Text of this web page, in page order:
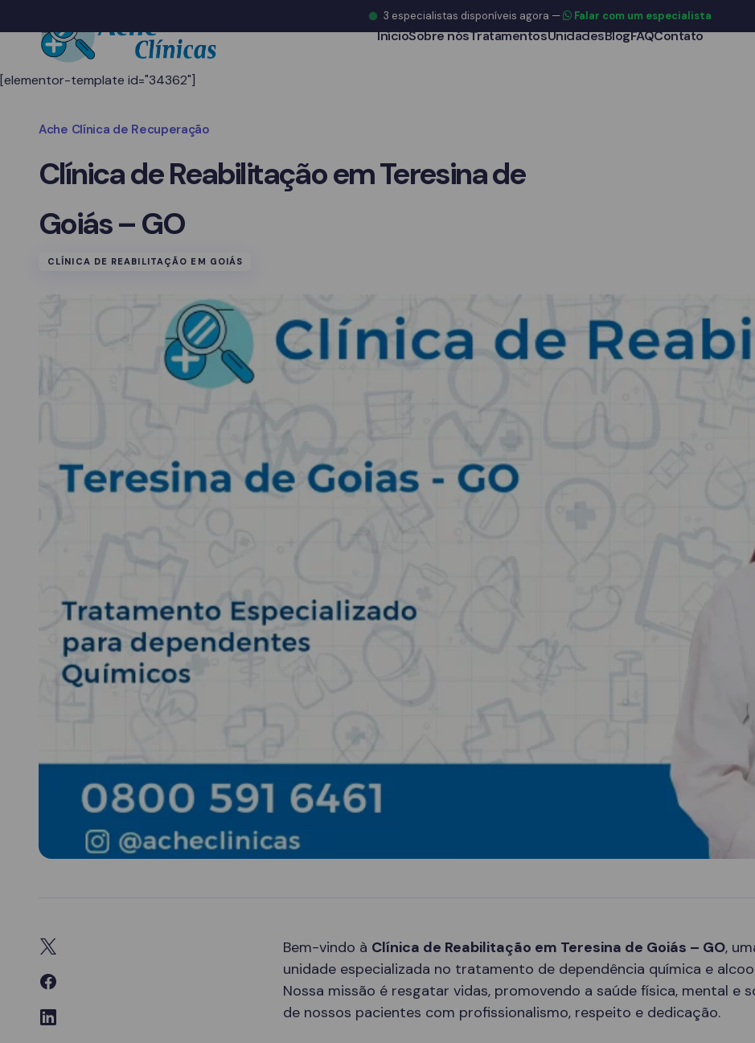
InícioSobre nósTratamentosUnidadesBlogFAQContato
[elementor-template id="34362"]
Ache Clínica de Recuperação
Clínica de Reabilitação em Teresina de
Goiás – GO
CLÍNICA DE REABILITAÇÃO EM GOIÁS
Bem-vindo à Clínica de Reabilitação em Teresina de Goiás – GO,
unidade especializada no tratamento de dependência química e
Nossa missão é resgatar vidas, promovendo a saúde física, mental e
de nossos pacientes com profissionalismo, respeito e dedicação.
3 especialistas disponíveis agora — Falar com um especialista